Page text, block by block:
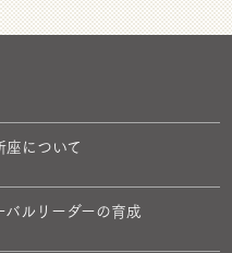
座について
バルリーダーの育成